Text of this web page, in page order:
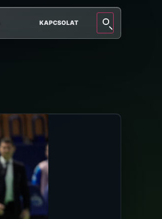
KAPCSOLAT